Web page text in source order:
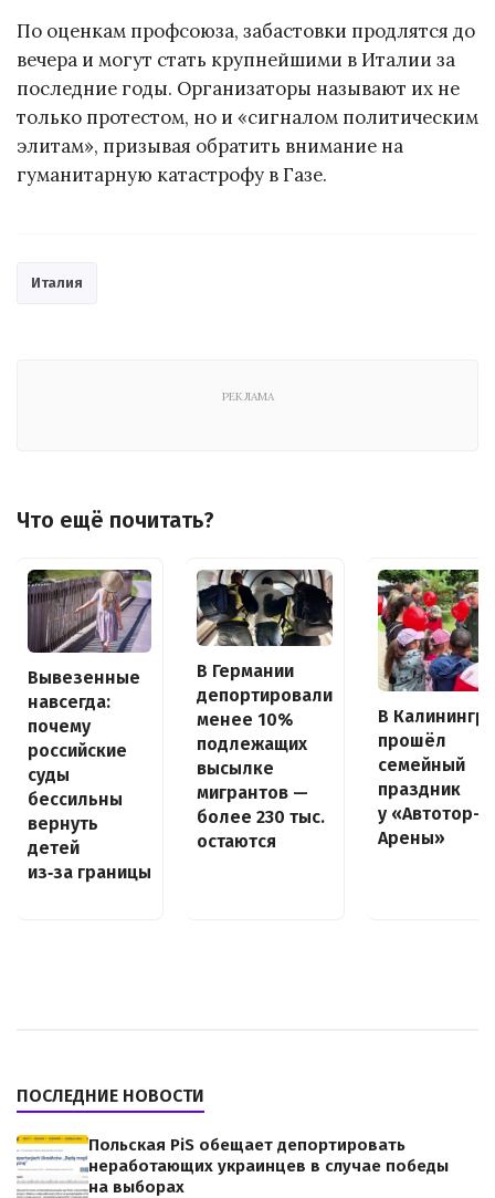
По оценкам профсоюза, забастовки продлятся до
вечера и могут стать крупнейшими в Италии за
последние годы. Организаторы называют их не
только протестом, но и «сигналом политическим
элитам», призывая обратить внимание на
гуманитарную катастрофу в Газе.
Италия
РЕКЛАМА
Что ещё почитать?
Вывезенные
навсегда:
почему
российские
суды
бессильны
вернуть
детей
из‑за границы
В Германии
депортировали
менее 10%
подлежащих
высылке
мигрантов —
более 230 тыс.
остаются
В
прошёл
семейный
праздник
у «Автотор-
Арены»
ПОСЛЕДНИЕ НОВОСТИ
Польская PiS обещает депортировать
неработающих украинцев в случае победы
на выборах